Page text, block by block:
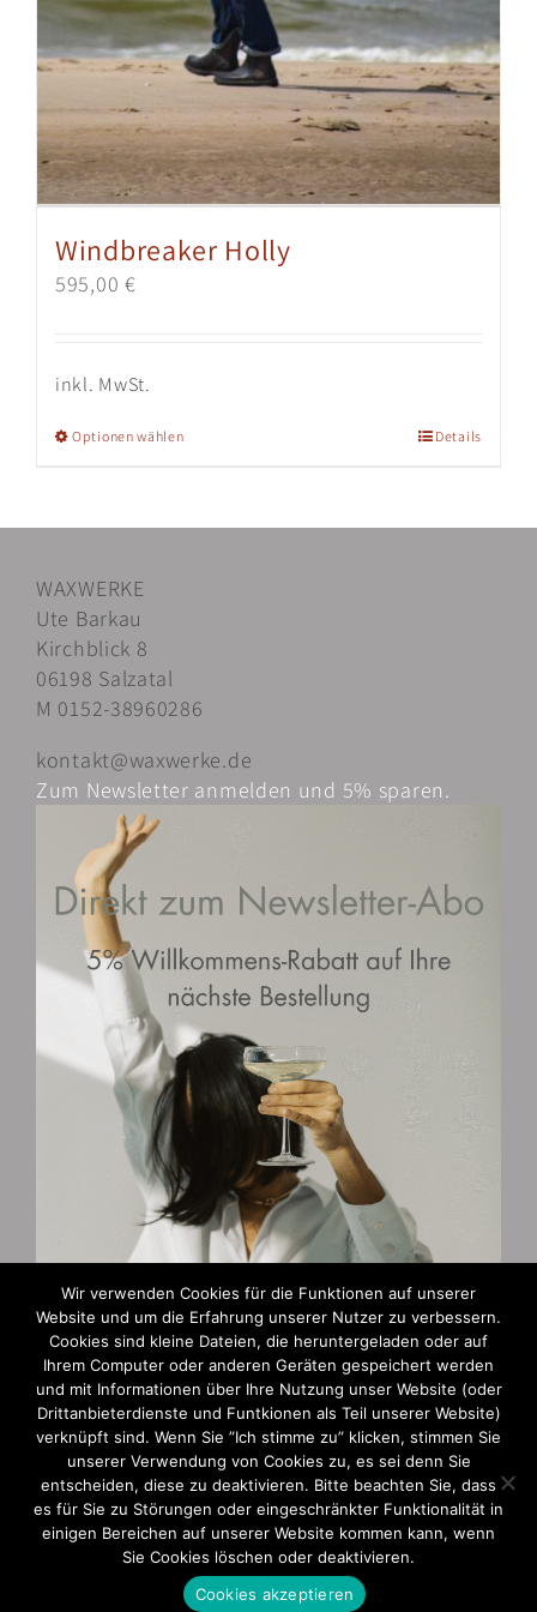
Windbreaker Holly
595,00 €
inkl. MwSt.
Optionen wählenDieses
mehrere
auf
Produktseite
gewählt
Details
WAXWERKE
Ute Barkau
Kirchblick 8
06198 Salzatal
M 0152-38960286
kontakt@waxwerke.de
Zum Newsletter anmelden und 5% sparen.
Zahlungsarten
AGB und Widerruf
Impressum
Datenschutzerklärung
Wir verwenden Cookies für die Funktionen auf unserer
Website und um die Erfahrung unserer Nutzer zu verbessern.
Cookies sind kleine Dateien, die heruntergeladen oder auf
Ihrem Computer oder anderen Geräten gespeichert werden
und mit Informationen über Ihre Nutzung unser Website (oder
Drittanbieterdienste und Funtkionen als Teil unserer Website)
verknüpft sind. Wenn Sie ”Ich stimme zu” klicken, stimmen Sie
unserer Verwendung von Cookies zu, es sei denn Sie
entscheiden, diese zu deaktivieren. Bitte beachten Sie, dass
es für Sie zu Störungen oder eingeschränkter Funktionalität in
einigen Bereichen auf unserer Website kommen kann, wenn
Sie Cookies löschen oder deaktivieren.
Cookies akzeptieren